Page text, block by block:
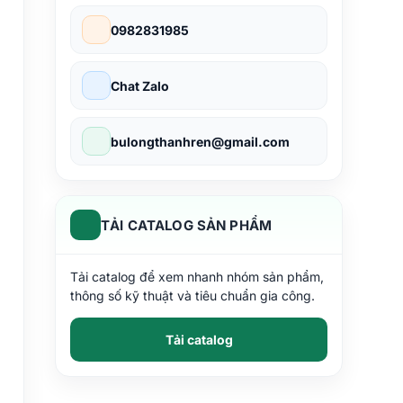
0982831985
Chat Zalo
bulongthanhren@gmail.com
TẢI CATALOG SẢN PHẨM
Tải catalog để xem nhanh nhóm sản phẩm,
thông số kỹ thuật và tiêu chuẩn gia công.
Tải catalog